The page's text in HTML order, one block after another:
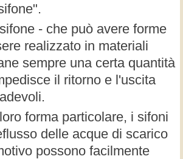
- che può avere forme
realizzato in materiali
sempre una certa quantità
il ritorno e l'uscita
forma particolare, i sifoni
delle acque di scarico
possono facilmente